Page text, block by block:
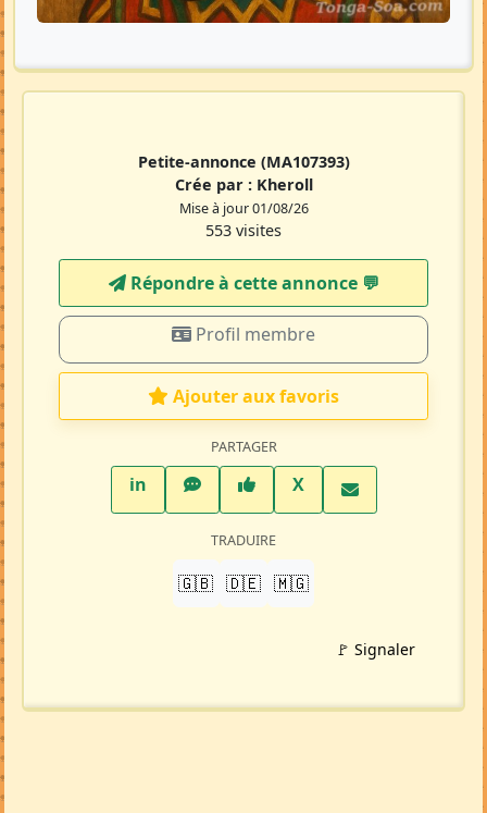
Petite-annonce (MA107393)
Crée par : Kheroll
Mise à jour 01/08/26
553 visites
Répondre à cette annonce 💬​
Profil membre
Ajouter aux favoris
PARTAGER
inLinkedInWhatsAppFacebook
XTwitter X
TRADUIRE
🇬🇧 🇩🇪 🇲🇬
🚩 Signaler